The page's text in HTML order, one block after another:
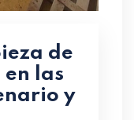
de
las
y